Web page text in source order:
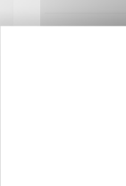
Une équipe